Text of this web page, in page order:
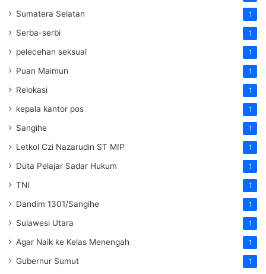
Sumatera Selatan 1
Serba-serbi 1
pelecehan seksual 1
Puan Maimun 1
Relokasi 1
kepala kantor pos 1
Sangihe 1
Letkol Czi Nazarudin ST MIP 1
Duta Pelajar Sadar Hukum 1
TNI 1
Dandim 1301/Sangihe 1
Sulawesi Utara 1
Agar Naik ke Kelas Menengah 1
Gubernur Sumut 1